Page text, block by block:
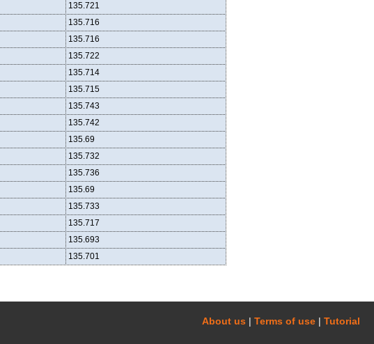
135.721
135.716
135.716
135.722
135.714
135.715
135.743
135.742
135.69
135.732
135.736
135.69
135.733
135.717
135.693
135.701
About us | Terms of use | Tutorial